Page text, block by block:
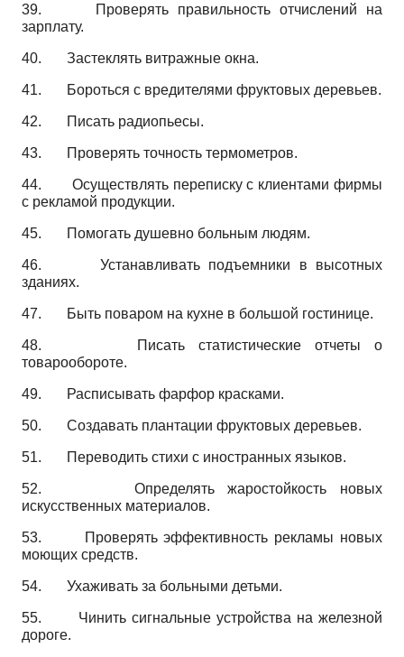
39.
Проверять правильность отчислений на
зарплату.
40. Застеклять витражные окна.
41. Бороться с вредителями фруктовых деревьев.
42. Писать радиопьесы.
43. Проверять точность термометров.
44. Осуществлять переписку с клиентами фирмы
с рекламой продукции.
45. Помогать душевно больным людям.
46.Устанавливать подъемники в высотных
зданиях.
47. Быть поваром на кухне в большой гостинице.
48.
Писать статистические отчеты о
товарообороте.
49. Расписывать фарфор красками.
50. Создавать плантации фруктовых деревьев.
51. Переводить стихи с иностранных языков.
52. Определять жаростойкость новых
искусственных материалов.
53.
Проверять эффективность рекламы новых
моющих средств.
54. Ухаживать за больными детьми.
55. Чинить сигнальные устройства на железной
дороге.